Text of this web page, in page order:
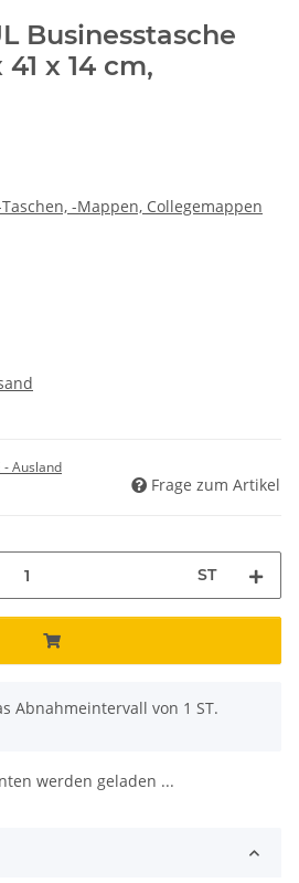
Businesstasche
x 14 cm,
-Mappen, Collegemappen
- Ausland
Frage zum Artikel
ST
Abnahmeintervall von 1 ST.
werden geladen ...